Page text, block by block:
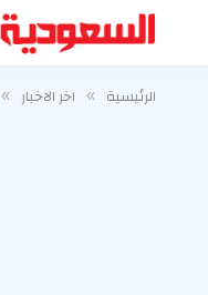
الرئيسية » اخر الاخبار »